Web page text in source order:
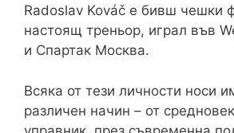
Radoslav Kováč е бивш чешки
настоящ треньор, играл във
и Спартак Москва.
Всяка от тези личности носи
различен начин – от